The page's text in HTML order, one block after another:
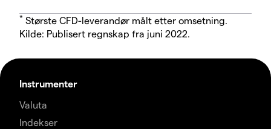
* Største CFD-leverandør målt etter omsetning.
Kilde: Publisert regnskap fra juni 2022.
Instrumenter
Valuta
Indekser